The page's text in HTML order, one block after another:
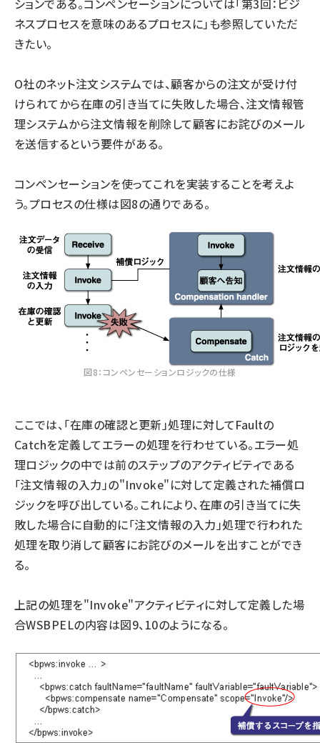
ションである。コンペンセーションについては「第3回：ビジ
ネスプロセスを意味のあるプロセスに」も参照していただ
きたい。
O社のネット注文システムでは、顧客からの注文が受け付
けられてから在庫の引き当てに失敗した場合、注文情報管
理システムから注文情報を削除して顧客にお詫びのメール
を送信するという要件がある。
コンペンセーションを使ってこれを実装することを考えよ
う。プロセスの仕様は図8の通りである。
図8：コンペンセーションロジックの仕様
ここでは、「在庫の確認と更新」処理に対してFaultの
Catchを定義してエラーの処理を行わせている。エラー処
理ロジックの中では前のステップのアクティビティである
「注文情報の入力」の"Invoke"に対して定義された補償ロ
ジックを呼び出している。これにより、在庫の引き当てに失
敗した場合に自動的に「注文情報の入力」処理で行われた
処理を取り消して顧客にお詫びのメールを出すことができ
る。
上記の処理を"Invoke"アクティビティに対して定義した場
合WSBPELの内容は図9、10のようになる。